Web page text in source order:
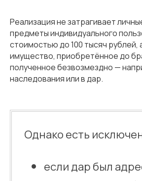
Реализация не затрагивает
предметы индивидуального
стоимостью до 100 тысяч рублей,
имущество, приобретённое до
полученное безвозмездно —
наследования или в дар.
Однако есть
если дар был